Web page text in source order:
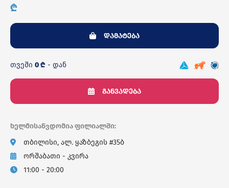
₾
დამატება
თვეში 0 ₾ - დან
განვადება
ხელმისაწვდომია ფილიალში:
თბილისი, ალ. ყაზბეგის #35ბ
ორშაბათი - კვირა
11:00 - 20:00